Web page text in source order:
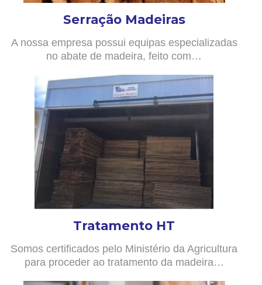
Serração Madeiras
A nossa empresa possui equipas especializadas
no abate de madeira, feito com…
Tratamento HT
Somos certificados pelo Ministério da Agricultura
para proceder ao tratamento da madeira…